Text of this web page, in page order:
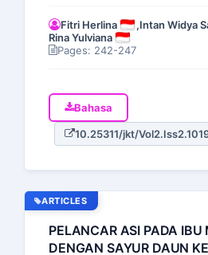
Fitri Herlina ,Intan Widya
Rina Yulviana
Pages: 242-247
Bahasa
10.25311/jkt/
ARTICLES
PELANCAR ASI PADA IBU
DENGAN SAYUR DAUN